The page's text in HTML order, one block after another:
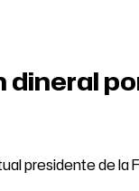
dineral
presidente de la